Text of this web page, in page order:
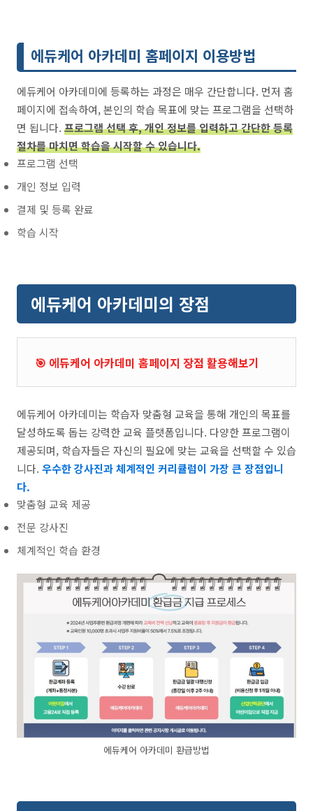
에듀케어 아카데미 홈페이지 이용방법
에듀케어 아카데미에 등록하는 과정은 매우 간단합니다. 먼저 홈
페이지에 접속하여, 본인의 학습 목표에 맞는 프로그램을 선택하
면 됩니다. 프로그램 선택 후, 개인 정보를 입력하고 간단한 등록
절차를 마치면 학습을 시작할 수 있습니다.
프로그램 선택
개인 정보 입력
결제 및 등록 완료
학습 시작
에듀케어 아카데미의 장점
🎯 에듀케어 아카데미 홈페이지 장점 활용해보기
에듀케어 아카데미는 학습자 맞춤형 교육을 통해 개인의 목표를
달성하도록 돕는 강력한 교육 플랫폼입니다. 다양한 프로그램이
제공되며, 학습자들은 자신의 필요에 맞는 교육을 선택할 수 있습
니다. 우수한 강사진과 체계적인 커리큘럼이 가장 큰 장점입니
다.
맞춤형 교육 제공
전문 강사진
체계적인 학습 환경
에듀케어 아카데미 환급방법